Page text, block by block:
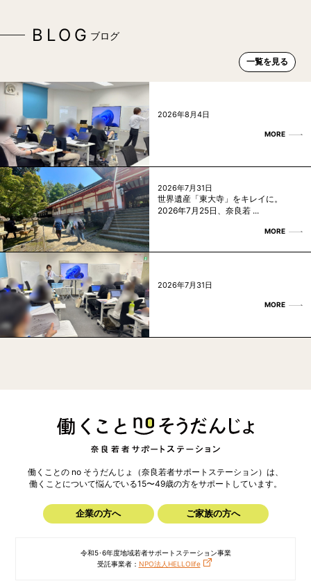
BLOG ブログ
一覧を見る
2026年8月4日
MORE
2026年7月31日
世界遺産「東大寺」をキレイに。
2026年7月25日、奈良若 ...
MORE
2026年7月31日
MORE
働くことの no そうだんじょ（奈良若者サポートステーション）は、
働くことについて悩んでいる15〜49歳の方をサポートしています。
企業の方へ ご家族の方へ
令和5･6年度地域若者サポートステーション事業
受託事業者： NPO法人HELLOlife